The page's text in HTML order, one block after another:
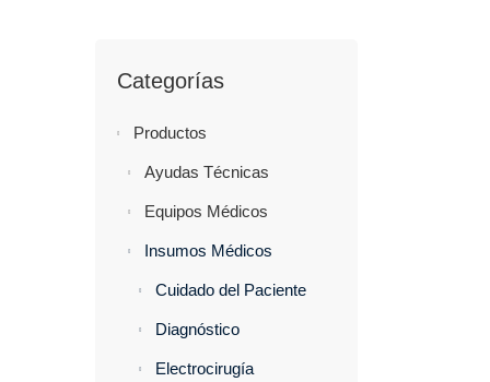
Categorías
Productos
Ayudas Técnicas
Equipos Médicos
Insumos Médicos
Cuidado del Paciente
Diagnóstico
Electrocirugía